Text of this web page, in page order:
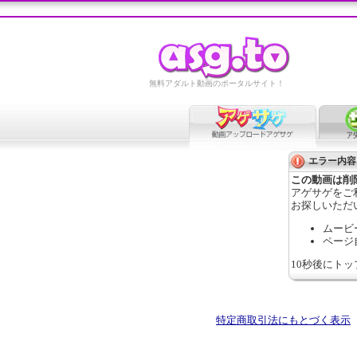
無料アダルト動画のポータルサイト！
エラー内容
この動画は削
アゲサゲをご
お探しいただ
ムービ
ページ
10秒後にト
特定商取引法にもとづく表示